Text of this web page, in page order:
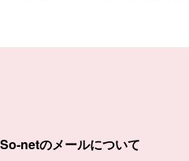
So-netのメールについて